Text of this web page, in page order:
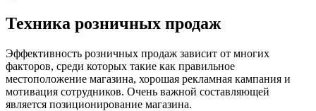
Техника розничных продаж
Эффективность розничных продаж зависит от многих
факторов, среди которых такие как правильное
местоположение магазина, хорошая рекламная кампания и
мотивация сотрудников. Очень важной составляющей
является позиционирование магазина.